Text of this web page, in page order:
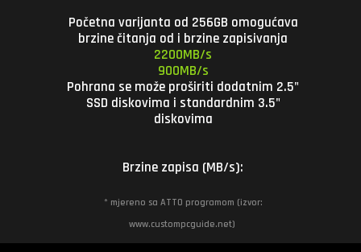
Početna varijanta od 256GB omogućava
brzine čitanja od
2200MB/s
i brzine zapisivanja
900MB/s
Pohrana se može proširiti dodatnim 2.5"
SSD diskovima i standardnim 3.5"
diskovima
Brzine zapisa (MB/s):
* mjereno sa ATTO programom (izvor:
www.custompcguide.net)